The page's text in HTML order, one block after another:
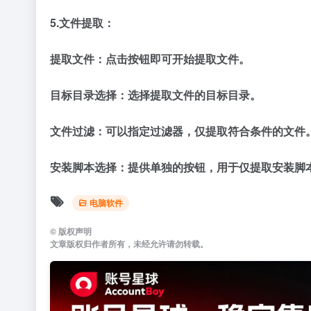
5.文件提取：
提取文件：点击按钮即可开始提取文件。
目标目录选择：选择提取文件的目标目录。
文件过滤：可以指定过滤器，仅提取符合条件的文件
安装脚本选择：提供单独的按钮，用于仅提取安装脚
电脑软件
©版权声明
文章版权归作者所有，未经允许请勿转载。